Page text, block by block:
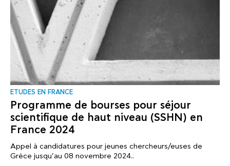
ΕTUDES EN FRANCE
Programme de bourses pour séjour
scientifique de haut niveau (SSHN) en
France 2024
Appel à candidatures pour jeunes chercheurs/euses de
Grèce jusqu’au 08 novembre 2024..